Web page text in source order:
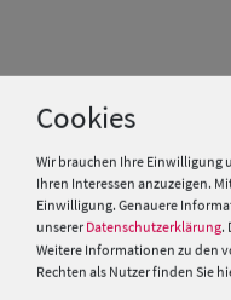
Cookies
Wir brauchen Ihre
Ihren Interessen anzuzeigen.
Einwilligung. Genauere
unserer Datenschutzerklärung.
Weitere Informationen zu den
Rechten als Nutzer finden Sie